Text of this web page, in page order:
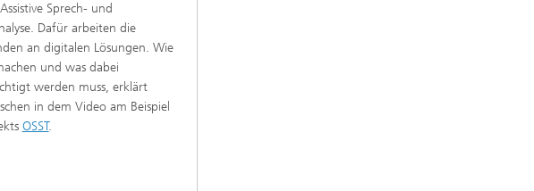
Sprech- und
Dafür arbeiten die
an digitalen Lösungen. Wie
und was dabei
werden muss, erklärt
in dem Video am Beispiel
OSST.